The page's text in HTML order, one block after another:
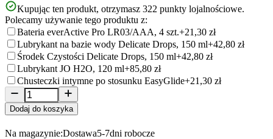
Kupując ten produkt, otrzymasz 322 punkty lojalnościowe.
Polecamy używanie tego produktu z:
Bateria everActive Pro LR03/AAA, 4 szt.+21,30 zł
Lubrykant na bazie wody Delicate Drops, 150 ml+42,80 zł
Środek Czystości Delicate Drops, 150 ml+42,80 zł
Lubrykant JO H2O, 120 ml+85,80 zł
Chusteczki intymne po stosunku EasyGlide+21,30 zł
Dodaj do koszyka
Na magazynie:Dostawa5-7dni robocze